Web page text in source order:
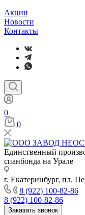
Акции
Новости
Контакты
0
0
Единственный
спанбонда на Урале
г. Екатеринбург, пл.
8 (922) 100-82-86
8 (922) 100-82-86
Заказать звонок